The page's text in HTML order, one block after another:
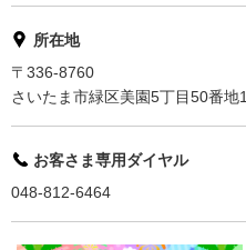
所在地
〒336-8760
さいたま市緑区美園5丁目50番地1
お客さま専用ダイヤル
048-812-6464